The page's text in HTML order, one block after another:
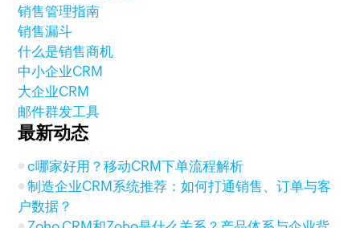
销售管理指南
销售漏斗
什么是销售商机
中小企业CRM
大企业CRM
邮件群发工具
最新动态
c哪家好用？移动CRM下单流程解析
制造企业CRM系统推荐：如何打通销售、订单与客
户数据？